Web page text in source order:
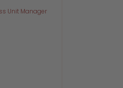
Unit Manager